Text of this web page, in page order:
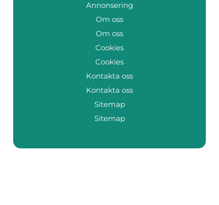
Annonsering
Om oss
Om oss
Cookies
Cookies
Kontakta oss
Kontakta oss
Sitemap
Sitemap